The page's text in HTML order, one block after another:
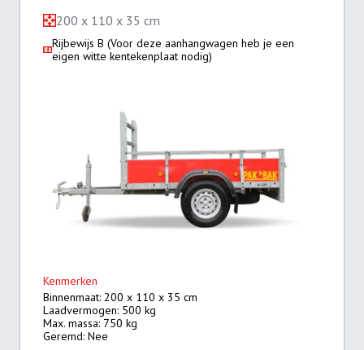
200 x 110 x 35 cm
Rijbewijs B (Voor deze aanhangwagen heb je een
eigen witte kentekenplaat nodig)
Kenmerken
Binnenmaat: 200 x 110 x 35 cm
Laadvermogen: 500 kg
Max. massa: 750 kg
Geremd: Nee